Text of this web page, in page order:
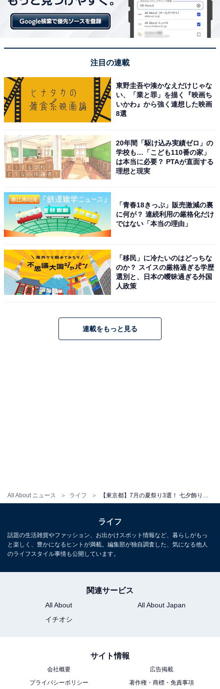
All About ニュース ライフ
昭和22年に始まった日本古来の信仰にちなんだ祭りで、
2026年で第79回を迎えます。境内に数多くの献灯（みあ
かし）が掲げられ、戦歿者のみたまを慰めるやわらかな
光が広がります。開催期間は7月13日（月）から16日
（木）までで、毎日17時から本殿で祭典が斎行されます
期間中は青森ねぶたや阿波踊り、奉納和太鼓、つのだ☆
ひろ氏の特別野外コンサートなど多彩な奉納行事も予定
夜間参拝（18:00〜21:10、参拝料一人2000円・小学生以
下無料）も可能です。境内ではキッチンカー（11:00〜
21:00）も出店し、遊就館も開館時間を延長（9:00〜
開催情報
期間：2026年7月13日（月）〜16日（木）
夜間中庭参拝：18:00〜21:10（参拝料一人2000円、小学
生以下無料）
キッチンカー出店：11:00〜21:00
東京都千代田区九段北3-1-1
東西線・半蔵門線・都営新宿線「九段下駅」（出口1）
「神楽坂まつり」は7月22日〜25日！ ほおずき市
注目の連載
東野圭吾や湊かなえだけじゃな
い、「業と罪」を描く『映画ち
いかわ』から強く連想した映画
8選
20年間「駆け込み実績ゼロ」の
学校も…「こども110番の家」
は本当に必要？ PTAが直面する
理想と現実
「青春18きっぷ」販売激減の裏
に何が？ 連続利用の厳格化だけ
ではない「本当の理由」
「移民」に冷たいのはどっちな
のか？ スイスの厳格過ぎる学歴
選別と、日本の曖昧過ぎる外国
人政策
連載をもっと見る
ライフ
話題の生活雑貨やファッション、お出かけスポット情報など、暮らしがもっ
と楽しく、豊かになるヒントが満載。編集部が独自調査した、気になる他人
のライフスタイル事情も公開しています。
関連サービス
All About
All About Japan
イチオシ
サイト情報
会社概要
広告掲載
プライバシーポリシー
著作権・商標・免責事項